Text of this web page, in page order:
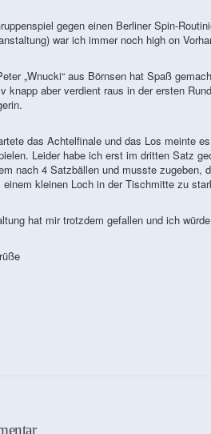
gegen einen Berliner Spin-
war ich immer noch high on
„Wnucki“ aus Börnsen hat Spaß
knapp aber verdient raus in der ersten
das Achtelfinale und das Los meinte
Leider habe ich erst im dritten Satz
nach 4 Satzbällen und musste zugeben,
kleinen Loch in der Tischmitte zu
hat mir trotzdem gefallen und ich